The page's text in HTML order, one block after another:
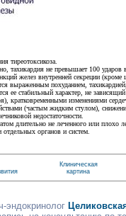
тиреотоксикоза.
тахикардия не превышает 100
желез внутренней секреции (кроме
выраженным похуданием,
ее стабильный характер, не
кратковременными изменениями
(частым жидким стулом),
недостаточности.
длительно не леченного или плохо
органов и систем.
Клиническая
картина
эндокринолог